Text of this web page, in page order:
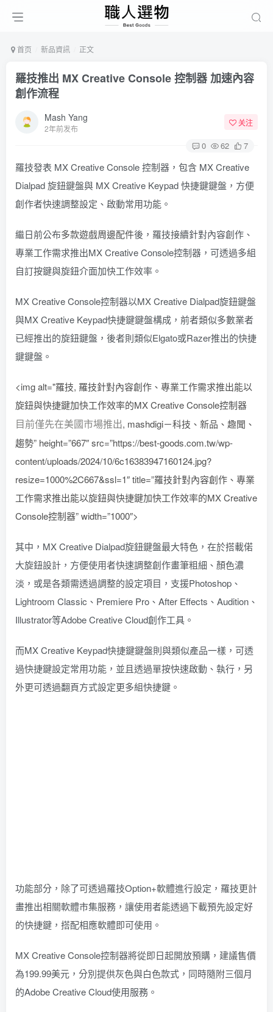
首页 新品資訊 正文
羅技推出 MX Creative Console 控制器 加速內容
創作流程
Mash Yang
2年前发布
关注
0 62 7
羅技發表 MX Creative Console 控制器，包含 MX Creative
Dialpad 旋鈕鍵盤與 MX Creative Keypad 快捷鍵鍵盤，方便
創作者快速調整設定、啟動常用功能。
繼日前公布多款遊戲周邊配件後，羅技接續針對內容創作、
專業工作需求推出MX Creative Console控制器，可透過多組
自訂按鍵與旋鈕介面加快工作效率。
MX Creative Console控制器以MX Creative Dialpad旋鈕鍵盤
與MX Creative Keypad快捷鍵鍵盤構成，前者類似多數業者
已經推出的旋鈕鍵盤，後者則類似Elgato或Razer推出的快捷
鍵鍵盤。
<img alt="羅技, 羅技針對內容創作、專業工作需求推出能以
旋鈕與快捷鍵加快工作效率的MX Creative Console控制器
目前僅先在美國市場推出, mashdigi－科技、新品、趣聞、
趨勢” height=”667″ src=”https://best-goods.com.tw/wp-
content/uploads/2024/10/6c16383947160124.jpg?
resize=1000%2C667&ssl=1″ title=”羅技針對內容創作、專業
工作需求推出能以旋鈕與快捷鍵加快工作效率的MX Creative
Console控制器” width=”1000″>
其中，MX Creative Dialpad旋鈕鍵盤最大特色，在於搭載偌
大旋鈕設計，方便使用者快速調整創作畫筆粗細、顏色濃
淡，或是各類需透過調整的設定項目，支援Photoshop、
Lightroom Classic、Premiere Pro、After Effects、Audition、
Illustrator等Adobe Creative Cloud創作工具。
而MX Creative Keypad快捷鍵鍵盤則與類似產品一樣，可透
過快捷鍵設定常用功能，並且透過單按快速啟動、執行，另
外更可透過翻頁方式設定更多組快捷鍵。
功能部分，除了可透過羅技Option+軟體進行設定，羅技更計
畫推出相關軟體市集服務，讓使用者能透過下載預先設定好
的快捷鍵，搭配相應軟體即可使用。
MX Creative Console控制器將從即日起開放預購，建議售價
為199.99美元，分別提供灰色與白色款式，同時隨附三個月
的Adobe Creative Cloud使用服務。